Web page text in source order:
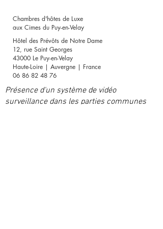
sur votre site en toute sécurité.
Chambres d'hôtes de Luxe
aux Cimes du Puy-en-Velay
Hôtel des Prévôts de Notre Dame
12, rue Saint Georges
43000 Le Puy-en-Velay
Haute-Loire | Auvergne | France
06 86 82 48 76
Présence d'un système de vidéo
surveillance dans les parties communes